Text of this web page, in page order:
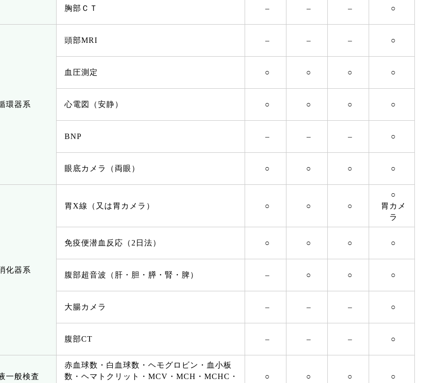
胸部ＣＴ – – – ○
環器系
頭部MRI – – – ○
血圧測定 ○ ○ ○ ○
心電図（安静） ○ ○ ○ ○
BNP – – – ○
眼底カメラ（両眼） ○ ○ ○ ○
化器系
胃X線（又は胃カメラ） ○ ○ ○
○
胃カメ
ラ
免疫便潜血反応（2日法） ○ ○ ○ ○
腹部超音波（肝・胆・膵・腎・脾） – ○ ○ ○
大腸カメラ – – – ○
腹部CT – – – ○
一般検査
赤血球数・白血球数・ヘモグロビン・血小板
数・ヘマトクリット・MCV・MCH・MCHC・
○ ○ ○ ○